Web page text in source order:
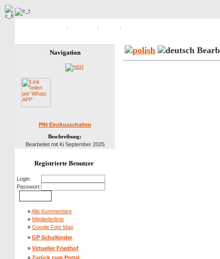
/ / /
Navigation
PIN Ein/Ausschalten
Beschreibung:
Bearbeitet mit Ki September 2025
Registrierte Benutzer
Login:
Passwort:
»Alle Kommentare
» Mitgliederliste
» Google Foto Map
» GP Schulkinder
» Virtueller Friedhof
» Zurück zum Portal